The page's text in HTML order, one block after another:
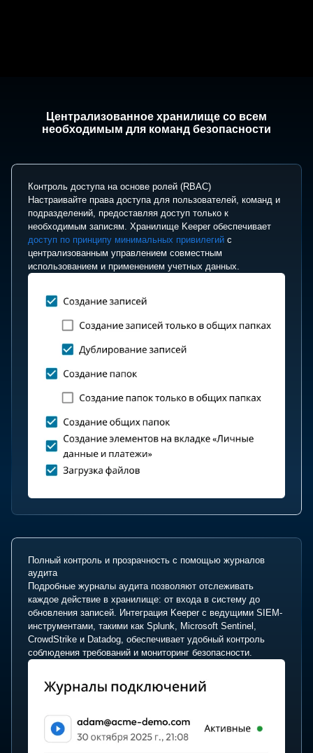
Централизованное хранилище со всем
необходимым для команд безопасности
Контроль доступа на основе ролей (RBAC)
Настраивайте права доступа для пользователей, команд и
подразделений, предоставляя доступ только к
необходимым записям. Хранилище Keeper обеспечивает
доступ по принципу минимальных привилегий с
централизованным управлением совместным
использованием и применением учетных данных.
Полный контроль и прозрачность с помощью журналов
аудита
Подробные журналы аудита позволяют отслеживать
каждое действие в хранилище: от входа в систему до
обновления записей. Интеграция Keeper с ведущими SIEM-
инструментами, такими как Splunk, Microsoft Sentinel,
CrowdStrike и Datadog, обеспечивает удобный контроль
соблюдения требований и мониторинг безопасности.